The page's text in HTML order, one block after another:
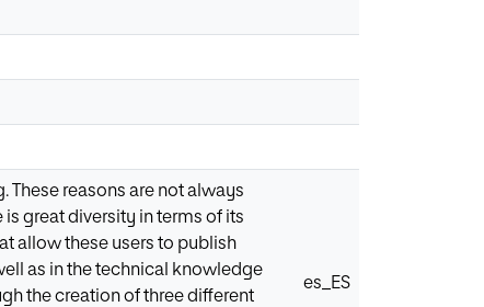
These reasons are not always
great diversity in terms of its
allow these users to publish
as in the technical knowledge
the creation of three different
es_ES